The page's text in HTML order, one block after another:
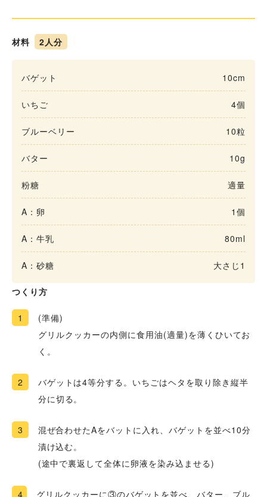
材料 2人分
バゲット 10cm
いちご 4個
ブルーベリー 10粒
バター 10g
粉糖 適量
A：卵 1個
A：牛乳 80ml
A：砂糖 大さじ1
つくり方
1
(準備)
グリルクッカーの内側に食用油(適量)を薄くひいてお
く。
2
バゲットは4等分する。いちごはヘタを取り除き縦半
分に切る。
3
混ぜ合わせたAをバットに入れ、バゲットを並べ10分
漬け込む。
(途中で裏返して全体に卵液を染み込ませる)
4
グリルクッカーに③のバゲットを並べ、バター、ブル